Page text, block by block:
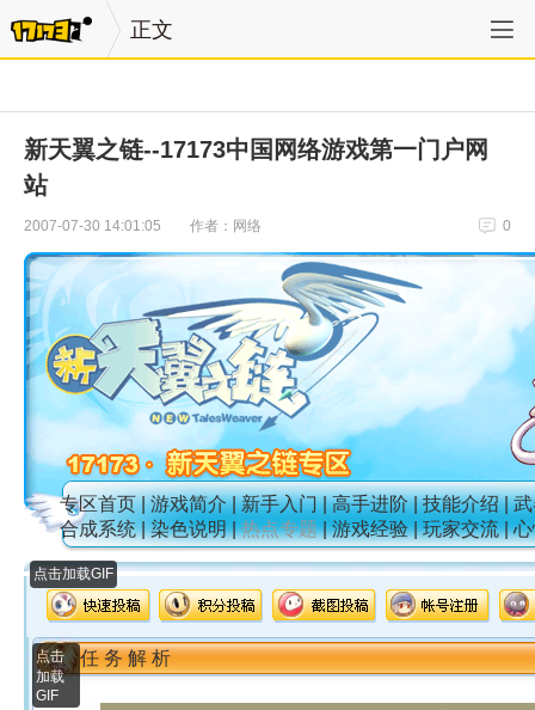
正文
新天翼之链--17173中国网络游戏第一门户网
站
2007-07-30 14:01:05 作者：网络 0
专区首页|游戏简介|新手入门|高手进阶|技能介绍|
合成系统|染色说明|热点专题|游戏经验|玩家交流|
点击加载GIF
点击
加载
GIF
任 务 解 析